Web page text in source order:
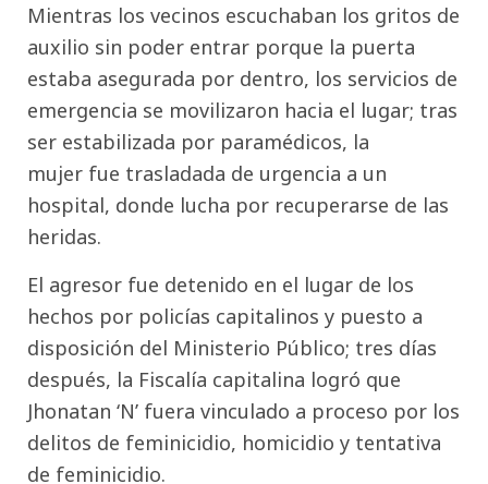
Mientras los vecinos escuchaban los gritos de
auxilio sin poder entrar porque la puerta
estaba asegurada por dentro, los servicios de
emergencia se movilizaron hacia el lugar; tras
ser estabilizada por paramédicos, la
mujer fue trasladada de urgencia a un
hospital, donde lucha por recuperarse de las
heridas.
El agresor fue detenido en el lugar de los
hechos por policías capitalinos y puesto a
disposición del Ministerio Público; tres días
después, la Fiscalía capitalina logró que
Jhonatan ‘N’ fuera vinculado a proceso por los
delitos de feminicidio, homicidio y tentativa
de feminicidio.